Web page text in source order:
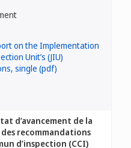
d’avancement de la
recommandations
d’inspection (CCI)